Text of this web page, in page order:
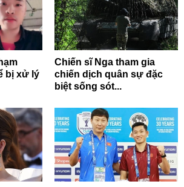
bị xử lý
Chiến sĩ Nga tham gia
chiến dịch quân sự đặc
biệt sống sót...